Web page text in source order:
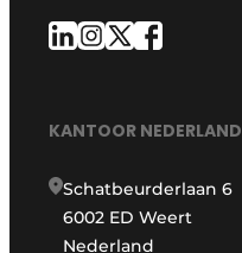
KANTOOR NEDERLAND
Schatbeurderlaan 6
6002 ED Weert
Nederland